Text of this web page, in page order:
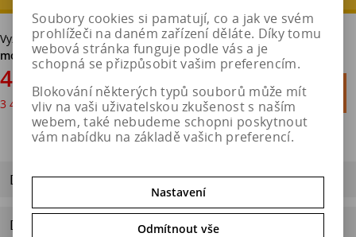
Vyzvednutí v pneuservisu v Hradci Královébez poplatku. Možná
montáž.
4 114 Kč
3 400 Kčbez DPH

Do košíku
Dotaz na výrobek
Doporučit výrobek
Soubory cookies si pamatují, co a jak ve svém
prohlížeči na daném zařízení děláte. Díky tomu
webová stránka funguje podle vás a je
schopná se přizpůsobit vašim preferencím.
Blokování některých typů souborů může mít
vliv na vaši uživatelskou zkušenost s naším
webem, také nebudeme schopni poskytnout
vám nabídku na základě vašich preferencí.
Nastavení
Odmítnout vše